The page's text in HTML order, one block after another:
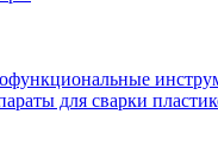
для сварки